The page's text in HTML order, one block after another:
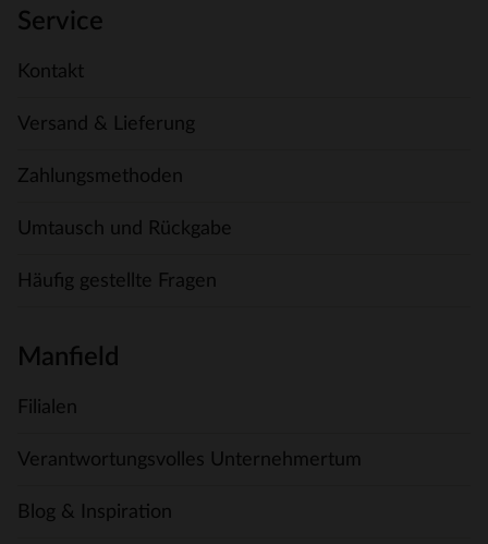
Service
Kontakt
Versand & Lieferung
Zahlungsmethoden
Umtausch und Rückgabe
Häufig gestellte Fragen
Manfield
Filialen
Verantwortungsvolles Unternehmertum
Blog & Inspiration